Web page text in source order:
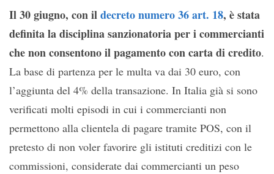
Il 30 giugno, con ildecreto numero 36 art. 18, è stata
definita la disciplina sanzionatoria per i commercianti
che non consentono il pagamento con carta di credito.
La base di partenza per le multa va dai 30 euro, con
l’aggiunta del 4% della transazione. In Italia già si sono
verificati molti episodi in cui i commercianti non
permettono alla clientela di pagare tramite POS, con il
pretesto di non voler favorire gli istituti creditizi con le
commissioni, considerate dai commercianti un peso